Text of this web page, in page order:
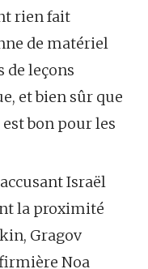
rien fait
de matériel
de leçons
et bien sûr que
bon pour les
Israël
la proximité
Gragov
Noa